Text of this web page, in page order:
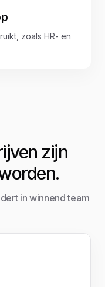
zoals HR- en
zijn
in winnend team